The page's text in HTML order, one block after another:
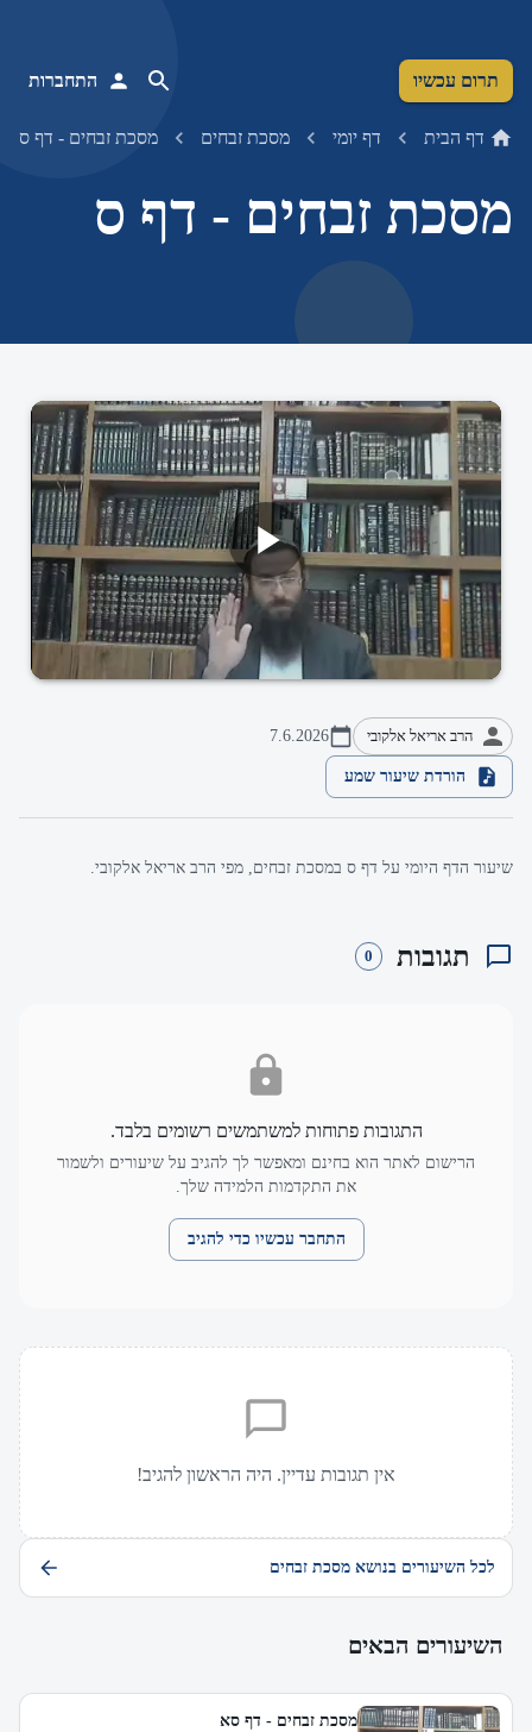
תרום עכשיו התחברות
דף הבית דף יומי מסכת זבחים מסכת זבחים - דף ס
מסכת זבחים - דף ס
הרב אריאל אלקובי 7.6.2026
הורדת שיעור שמע
שיעור הדף היומי על דף ס במסכת זבחים, מפי הרב אריאל אלקובי.
תגובות 0
התגובות פתוחות למשתמשים רשומים בלבד.
הרישום לאתר הוא בחינם ומאפשר לך להגיב על שיעורים ולשמור
את התקדמות הלמידה שלך.
התחבר עכשיו כדי להגיב
אין תגובות עדיין. היה הראשון להגיב!
לכל השיעורים בנושא מסכת זבחים
השיעורים הבאים
מסכת זבחים - דף סא